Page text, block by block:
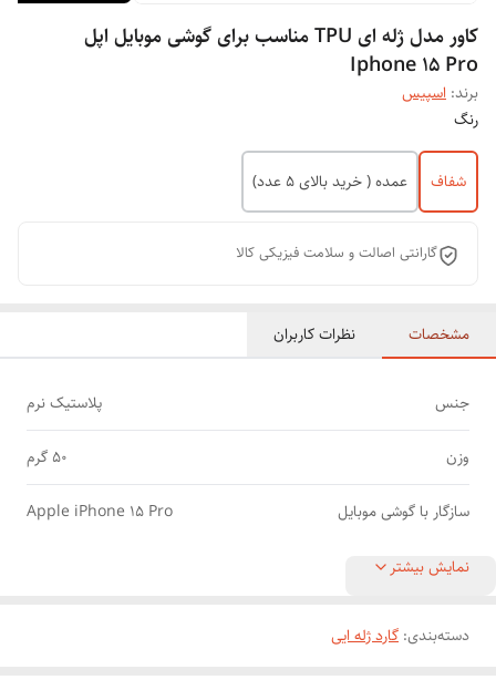
کاور مدل ژله ای TPU مناسب برای گوشی موبایل اپل
Iphone 15 Pro
برند: اسپیس
رنگ
شفاف عمده ( خرید بالای 5 عدد)
گارانتی اصالت و سلامت فیزیکی کالا
مشخصات نظرات کاربران
جنس پلاستیک نرم
وزن 50 گرم
سازگار با گوشی موبایل Apple iPhone 15 Pro
نمایش بیشتر
دسته‌بندی: گارد ژله ایی